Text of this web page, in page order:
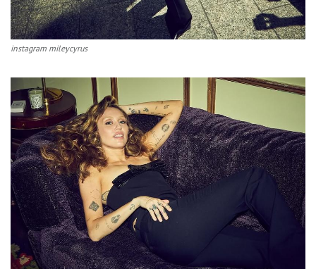
instagram mileycyrus